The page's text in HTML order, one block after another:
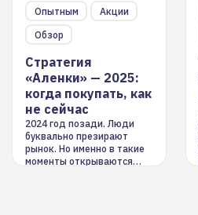
Опытным
Акции
Обзор
Стратегия
«Аленки» — 2025:
когда покупать, как
не сейчас
2024 год позади. Люди
буквально презирают
рынок. Но именно в такие
моменты открываются